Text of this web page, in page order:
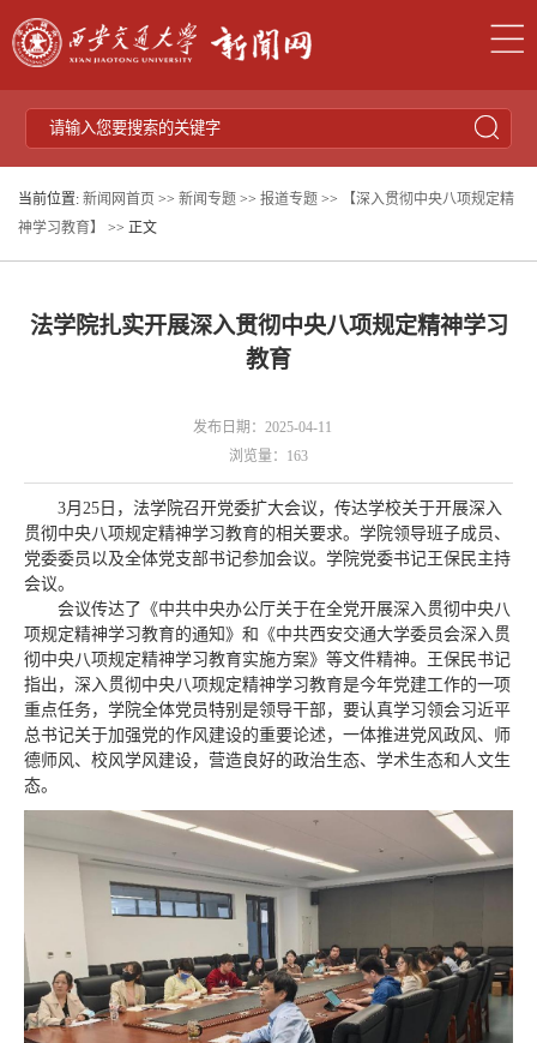
当前位置: 新闻网首页 >> 新闻专题 >> 报道专题 >>
【深入贯彻中央八项规定精
神学习教育】
>> 正文
法学院扎实开展深入贯彻中央八项规定精神学习
教育
发布日期：2025-04-11
浏览量： 163
3月25日，法学院召开党委扩大会议，传达学校关于开展深入
贯彻中央八项规定精神学习教育的相关要求。学院领导班子成员、
党委委员以及全体党支部书记参加会议。学院党委书记王保民主持
会议。
会议传达了《中共中央办公厅关于在全党开展深入贯彻中央八
项规定精神学习教育的通知》和《中共西安交通大学委员会深入贯
彻中央八项规定精神学习教育实施方案》等文件精神。王保民书记
指出，深入贯彻中央八项规定精神学习教育是今年党建工作的一项
重点任务，学院全体党员特别是领导干部，要认真学习领会习近平
总书记关于加强党的作风建设的重要论述，一体推进党风政风、师
德师风、校风学风建设，营造良好的政治生态、学术生态和人文生
态。